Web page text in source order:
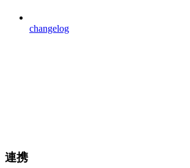
changelog
連携